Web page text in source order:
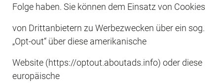
Folge haben. Sie können dem Einsatz von Cookies
von Drittanbietern zu Werbezwecken über ein sog.
„Opt-out“ über diese amerikanische
Website (https://optout.aboutads.info) oder diese
europäische